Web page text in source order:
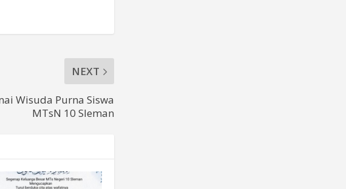
NEXT
Wisuda Purna Siswa
MTsN 10 Sleman